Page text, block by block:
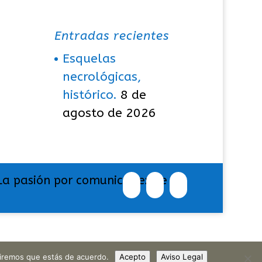
Entradas recientes
Esquelas
necrológicas,
histórico. 8 de
agosto de 2026
pasión por comunicar exige
que estás de acuerdo. Acepto Aviso Legal